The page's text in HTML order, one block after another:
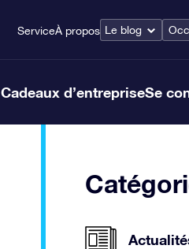
ServiceÀ propos Le blog
Cadeaux d’entrepriseSe